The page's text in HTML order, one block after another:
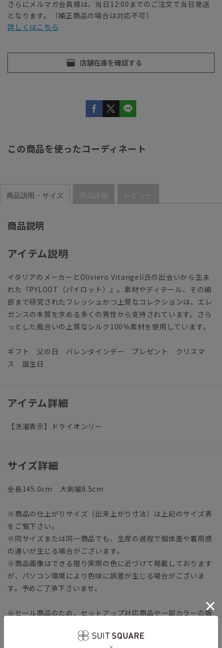
さらにメルマガ会員様は、当日12:00までのご注文で当日発送
となります。（補正商品の場合は対応不可）
詳しくはこちら
この商品を使ったコーディネート
商品説明・サイズ 商品詳細 レビュー
商品説明
アイテム説明
イタリアのメーカーとOliviero Vitangeli氏の出会いから生ま
れた『PYLOOT（パイロット）』。素材やディテール、その細
部まで研究されたフレッシュかつ上質なコレクションは、エレ
ガンスの本質を求める多くの男性から支持されています。さら
っとした風合いの上質なシルク100％素材を使用しています。
ギフト 父の日 バレンタインデー プレゼント クリスマ
ス 誕生日
アイテム詳細
【洗濯表示】ドライオンリー
サイズ詳細
全長145.0cm 大剣幅8.5cm
※商品の仕上がりサイズ（出来上がり寸法）は上記のサイズ表
をご覧下さい。
※同サイズまたは同一商品でも、生産の過程で個体差や着用感
の違いが生じる場合がございます。
※商品画像はできる限り実際の色に近づけて掲載しております
が、パソコン環境により色味に誤差が生じる場合がございま
す。予めご了承下さいませ。
※セール商品のため、セットアップ対応商品や一部カラーの販
※カラーによりセール価格が異なる場合がございます。予めご